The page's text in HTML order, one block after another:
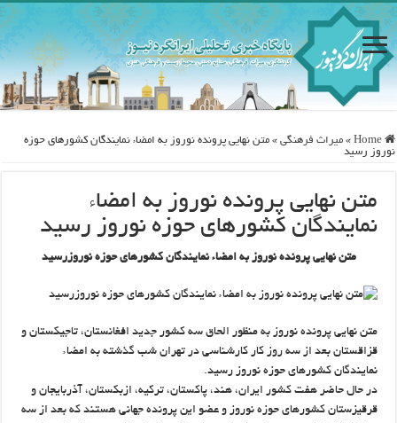
Home
» ميراث فرهنگی » متن نهایی پرونده نوروز به امضاء نمایندگان کشورهای حوزه
نوروز رسید
متن نهایی پرونده نوروز به امضاء
نمایندگان کشورهای حوزه نوروز رسید
متن نهایی پرونده نوروز به امضاء نمایندگان کشورهای حوزه نوروزرسید
متن نهایی پرونده نوروز به منظور الحاق سه کشور جدید افغانستان، تاجیکستان و
قزاقستان بعد از سه روز کار کارشناسی در تهران شب گذشته به امضاء
نمایندگان کشورهای حوزه نوروز رسید.
در حال حاضر هفت کشور ایران، هند، پاکستان، ترکیه، ازبکستان، آذربایجان و
قرقیزستان کشورهای حوزه نوروز و عضو این پرونده جهانی هستند که بعد از سه